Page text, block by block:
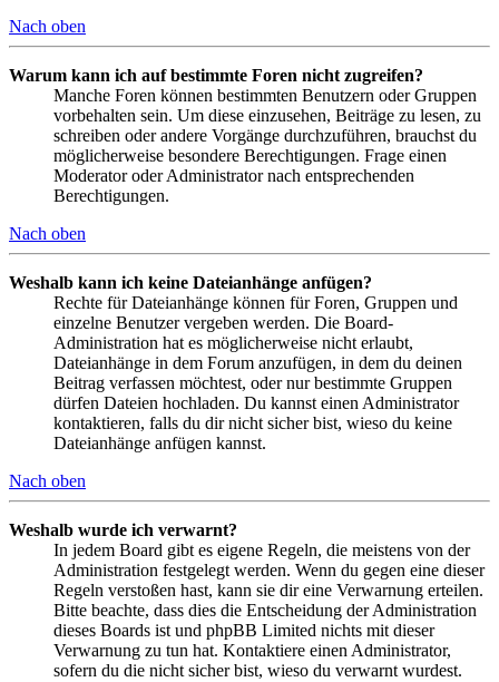
Nach oben
Warum kann ich auf bestimmte Foren nicht zugreifen?
Manche Foren können bestimmten Benutzern oder Gruppen
vorbehalten sein. Um diese einzusehen, Beiträge zu lesen, zu
schreiben oder andere Vorgänge durchzuführen, brauchst du
möglicherweise besondere Berechtigungen. Frage einen
Moderator oder Administrator nach entsprechenden
Berechtigungen.
Nach oben
Weshalb kann ich keine Dateianhänge anfügen?
Rechte für Dateianhänge können für Foren, Gruppen und
einzelne Benutzer vergeben werden. Die Board-
Administration hat es möglicherweise nicht erlaubt,
Dateianhänge in dem Forum anzufügen, in dem du deinen
Beitrag verfassen möchtest, oder nur bestimmte Gruppen
dürfen Dateien hochladen. Du kannst einen Administrator
kontaktieren, falls du dir nicht sicher bist, wieso du keine
Dateianhänge anfügen kannst.
Nach oben
Weshalb wurde ich verwarnt?
In jedem Board gibt es eigene Regeln, die meistens von der
Administration festgelegt werden. Wenn du gegen eine dieser
Regeln verstoßen hast, kann sie dir eine Verwarnung erteilen.
Bitte beachte, dass dies die Entscheidung der Administration
dieses Boards ist und phpBB Limited nichts mit dieser
Verwarnung zu tun hat. Kontaktiere einen Administrator,
sofern du die nicht sicher bist, wieso du verwarnt wurdest.